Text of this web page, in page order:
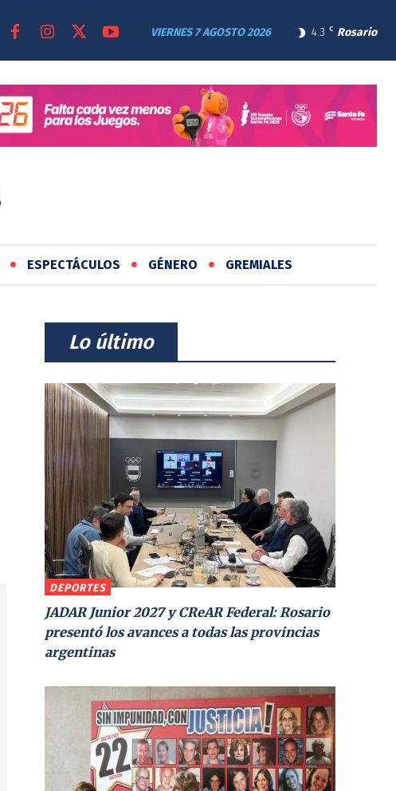
4.3 C Rosario
VIERNES 7 AGOSTO 2026
ESPECTÁCULOS GÉNERO GREMIALES
⠀Lo último⠀
DEPORTES
JADAR Junior 2027 y CReAR Federal: Rosario
presentó los avances a todas las provincias
argentinas